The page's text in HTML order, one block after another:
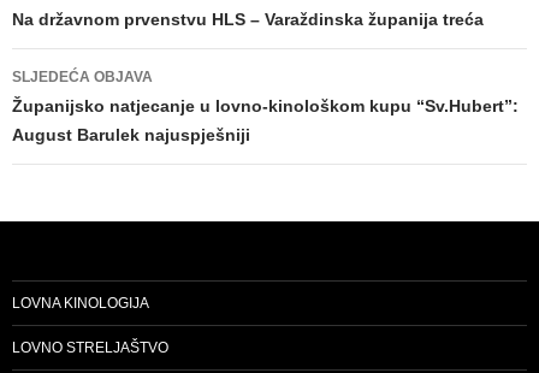
objava
Na državnom prvenstvu HLS – Varaždinska županija treća
SLJEDEĆA OBJAVA
Županijsko natjecanje u lovno-kinološkom kupu “Sv.Hubert”:
August Barulek najuspješniji
LOVNA KINOLOGIJA
LOVNO STRELJAŠTVO